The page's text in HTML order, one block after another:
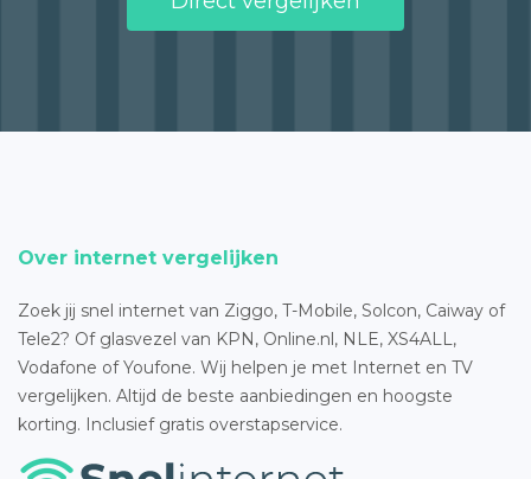
Over internet vergelijken
Zoek jij snel internet van Ziggo, T-Mobile, Solcon, Caiway of
Tele2? Of glasvezel van KPN, Online.nl, NLE, XS4ALL,
Vodafone of Youfone. Wij helpen je met Internet en TV
vergelijken. Altijd de beste aanbiedingen en hoogste
korting. Inclusief gratis overstapservice.